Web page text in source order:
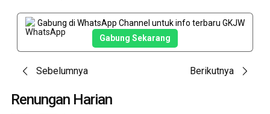
Gabung di WhatsApp Channel untuk info terbaru GKJW
Gabung Sekarang
Post
navigation
Sebelumnya Berikutnya
Renungan Harian